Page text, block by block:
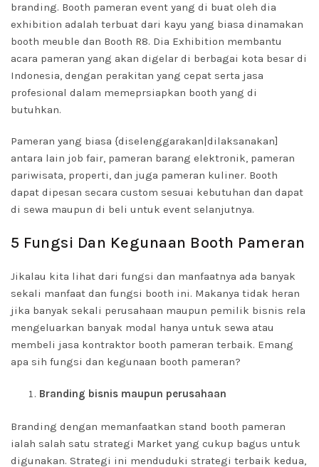
branding. Booth pameran event yang di buat oleh dia
exhibition adalah terbuat dari kayu yang biasa dinamakan
booth meuble dan Booth R8. Dia Exhibition membantu
acara pameran yang akan digelar di berbagai kota besar di
Indonesia, dengan perakitan yang cepat serta jasa
profesional dalam memeprsiapkan booth yang di
butuhkan.
Pameran yang biasa {diselenggarakan|dilaksanakan]
antara lain job fair, pameran barang elektronik, pameran
pariwisata, properti, dan juga pameran kuliner. Booth
dapat dipesan secara custom sesuai kebutuhan dan dapat
di sewa maupun di beli untuk event selanjutnya.
5 Fungsi Dan Kegunaan Booth Pameran
Jikalau kita lihat dari fungsi dan manfaatnya ada banyak
sekali manfaat dan fungsi booth ini. Makanya tidak heran
jika banyak sekali perusahaan maupun pemilik bisnis rela
mengeluarkan banyak modal hanya untuk sewa atau
membeli jasa kontraktor booth pameran terbaik. Emang
apa sih fungsi dan kegunaan booth pameran?
Branding bisnis maupun perusahaan
Branding dengan memanfaatkan stand booth pameran
ialah salah satu strategi Market yang cukup bagus untuk
digunakan. Strategi ini menduduki strategi terbaik kedua,